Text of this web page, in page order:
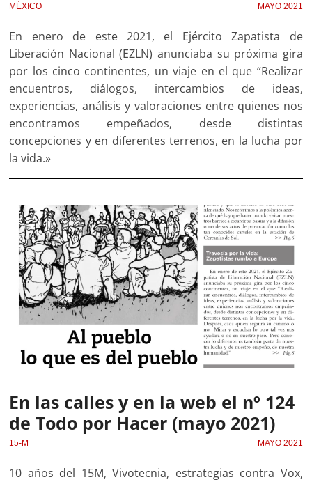
MÉXICO MAYO 2021
En enero de este 2021, el Ejército Zapatista de
Liberación Nacional (EZLN) anunciaba su próxima gira
por los cinco continentes, un viaje en el que “Realizar
encuentros, diálogos, intercambios de ideas,
experiencias, análisis y valoraciones entre quienes nos
encontramos empeñados, desde distintas
concepciones y en diferentes terrenos, en la lucha por
la vida.»
En las calles y en la web el nº 124
de Todo por Hacer (mayo 2021)
15-M MAYO 2021
10 años del 15M, Vivotecnia, estrategias contra Vox,